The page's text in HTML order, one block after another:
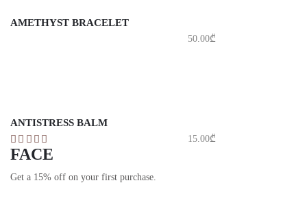
AMETHYST BRACELET
50.00₾
ANTISTRESS BALM
15.00₾
FACE
Get a 15% off on your first purchase.